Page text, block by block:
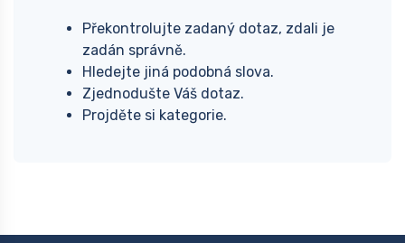
Překontrolujte zadaný dotaz, zdali je
zadán správně.
Hledejte jiná podobná slova.
Zjednodušte Váš dotaz.
Projděte si kategorie.